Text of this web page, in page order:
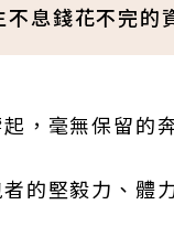
息錢花不完的
，毫無保留的
的堅毅力、體